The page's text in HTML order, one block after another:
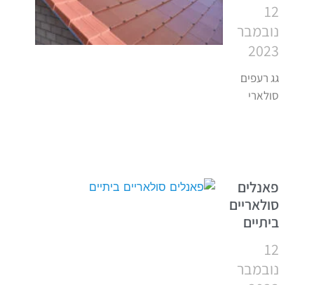
12
נובמבר
2023
גג רעפים
סולארי
פאנלים
סולאריים
ביתיים
12
נובמבר